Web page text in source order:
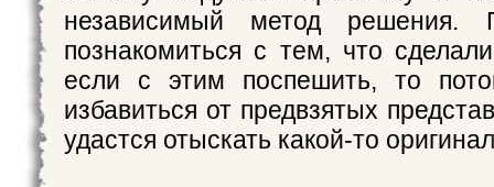
независимый метод решения.
познакомиться с тем, что
если с этим поспешить, то
избавиться от предвзятых
удастся отыскать какой-то